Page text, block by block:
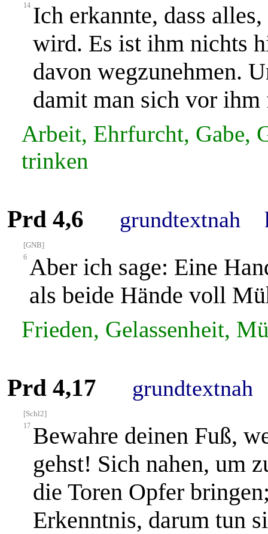
14 Ich erkannte, dass
wird. Es ist ihm nichts
davon wegzunehmen.
damit man sich vor ihm
Arbeit, Ehrfurcht, Gabe,
trinken
Prd 4,6 grundtextnah
[GNB]
6 Aber ich sage: Eine
als beide Hände voll
Frieden, Gelassenheit,
Prd 4,17 grundtextnah
[Schl2]
17 Bewahre deinen Fuß,
gehst! Sich nahen, um
die Toren Opfer
Erkenntnis, darum tun